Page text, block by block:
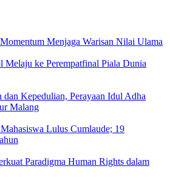
Menjaga Warisan Nilai Ulama
Melaju ke Perempatfinal Piala Dunia
Kepedulian, Perayaan Idul Adha
Malang
Lulus Cumlaude; 19
Paradigma Human Rights dalam